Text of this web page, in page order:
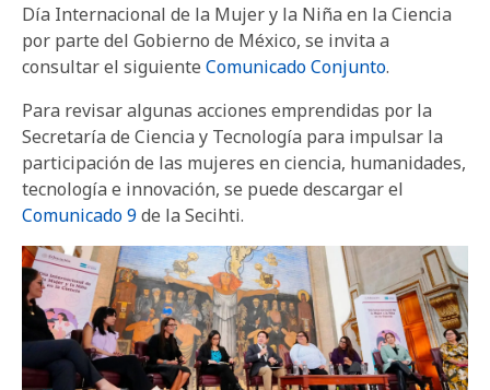
Día Internacional de la Mujer y la Niña en la Ciencia
por parte del Gobierno de México, se invita a
consultar el siguiente Comunicado Conjunto.
Para revisar algunas acciones emprendidas por la
Secretaría de Ciencia y Tecnología para impulsar la
participación de las mujeres en ciencia, humanidades,
tecnología e innovación, se puede descargar el
Comunicado 9de la Secihti.